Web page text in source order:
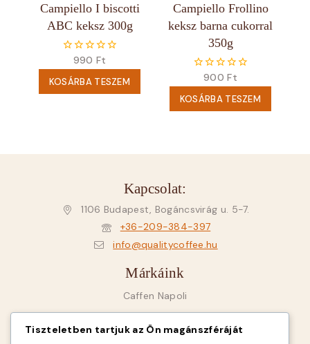
Campiello I biscotti
ABC keksz 300g
5
990 Ft
KOSÁRBA TESZEM
Campiello Frollino
keksz barna cukorral
350g
5
900Ft
KOSÁRBA TESZEM
Kapcsolat:
1106 Budapest, Bogáncsvirág u. 5-7.
+36-209-384-397
info@qualitycoffee.hu
Márkáink
Caffen Napoli
Goriziana Caffé
SAB Italy
Tiszteletben tartjuk az Ön magánszféráját